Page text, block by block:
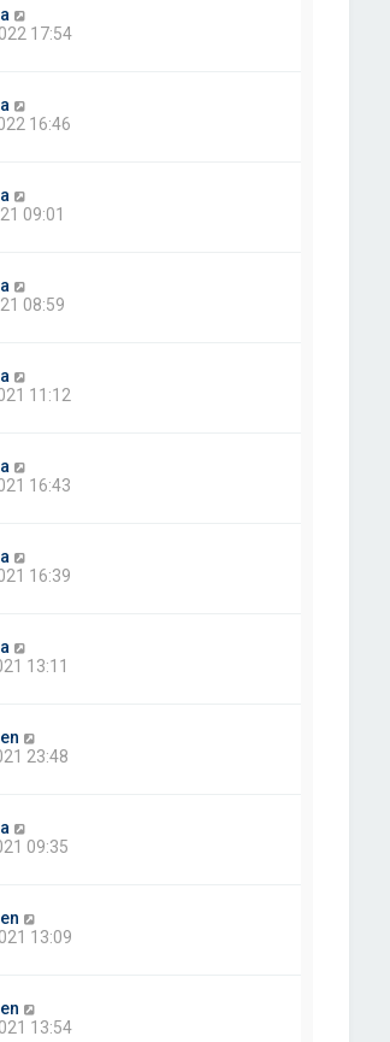
17:54
16:46
09:01
08:59
11:12
16:43
16:39
13:11
23:48
09:35
13:09
13:54